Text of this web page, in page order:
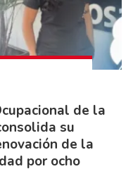
de la
su
de la
por ocho